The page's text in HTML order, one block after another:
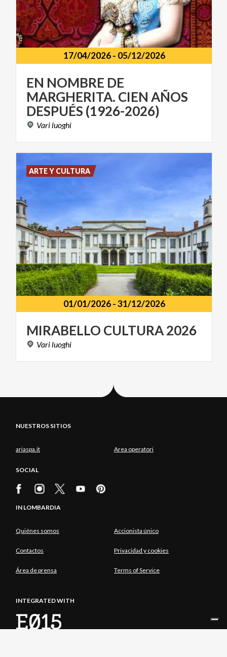
17/04/2026- 05/12/2026
EN NOMBRE DE
MARGHERITA. CIEN AÑOS
DESPUÉS (1926-2026)
Vari luoghi
01/01/2026-31/12/2026
MIRABELLO CULTURA2026
Variluoghi
ARTE Y CULTURA
NUESTROS SITIOS
ariaspa.it Area operatori
SOCIAL
IN LOMBARDIA
Quiénes somos Accionista único
Contactos Privacidad y cookies
Área de prensa Terms of Service
INTEGRATED WITH